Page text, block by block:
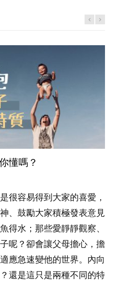
懂嗎？
很容易得到大家的喜愛，
、鼓勵大家積極發表意見
得水；那些愛靜靜觀察、
呢？卻會讓父母擔心，擔
應急速變他的世界。內向
還是這只是兩種不同的特
做好？
開始越好，有人卻說一時
感到混淆，到底誰是誰
解開語言學習的迷思～...
，沒捷徑
要跟相愛的人結婚，就自
孩子卻發現事情不如你所
們想像的簡單，卻也不
起來認識婚姻的真相！...
個「叻仔叻女」，學業別
條。這樣的孩子是萬中無
能兼得？...
己，父母如何關顧自
同兒女應對功課測驗，還
尚要處理家中雜項要
百個任務要做。可惜，有
遺漏——關注自己的情緒